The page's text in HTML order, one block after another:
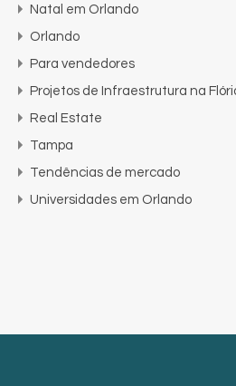
Natal em Orlando
Orlando
Para vendedores
Projetos de Infraestrutura na
Real Estate
Tampa
Tendências de mercado
Universidades em Orlando